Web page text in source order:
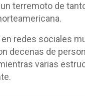
terremoto de
redes sociales
decenas de
varias